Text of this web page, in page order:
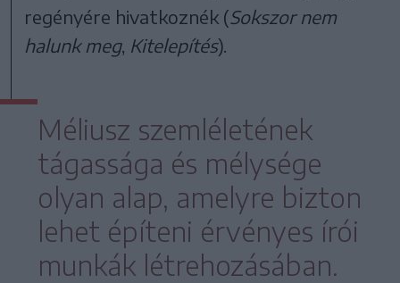
regényére hivatkoznék (Sokszor nem
halunk meg, Kitelepítés).
Méliusz szemléletének
tágassága és mélysége
olyan alap, amelyre bizton
lehet építeni érvényes írói
munkák létrehozásában.